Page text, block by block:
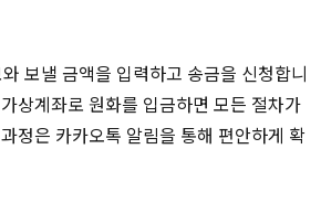
보낼 금액을 입력하고 송금을 신청합니
상계좌로 원화를 입금하면 모든 절차가
정은 카카오톡 알림을 통해 편안하게 확